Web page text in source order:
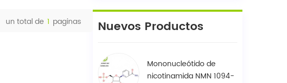
Nuevos Productos
Mononucleótido de
nicotinamida NMN 1094-
un total de 1 paginas